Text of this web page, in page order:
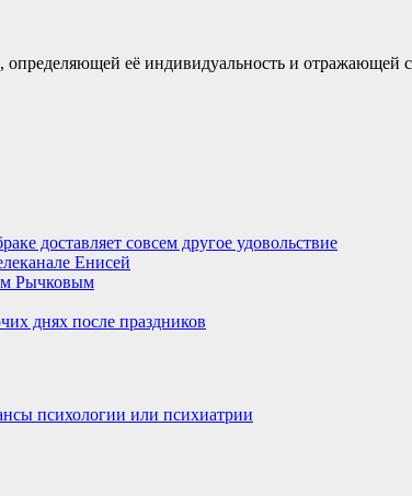
её индивидуальность и отражающей
доставляет совсем другое удовольствие
Енисей
Рычковым
днях после праздников
психологии или психиатрии